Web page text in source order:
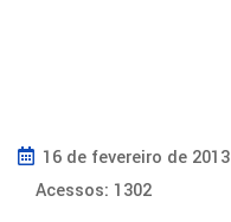
16 de fevereiro de 2013
Acessos: 1302